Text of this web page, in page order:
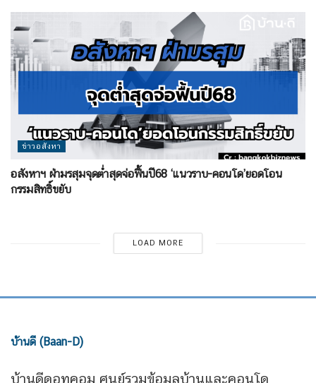
ข่าวอสังหา
อสังหาฯ ฝ่ามรสุมจุดต่ำสุดจ่อฟื้นปี68 ‘แนวราบ-คอนโด’ยอดโอน
กรรมสิทธิ์ขยับ
LOAD MORE
บ้านดี (Baan-D)
บ้านดีดอทคอม ศูนย์รวมข้อมูลบ้านและคอนโด